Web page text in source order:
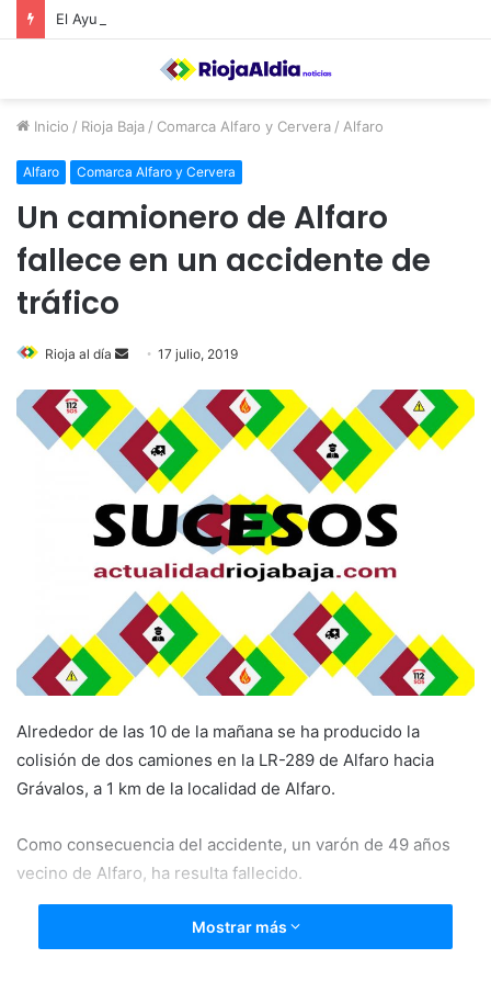
Inicio / Rioja Baja / Comarca Alfaro y Cervera / Alfaro
Alfaro Comarca Alfaro y Cervera
Un camionero de Alfaro
fallece en un accidente de
tráfico
Rioja al día
n
d
a
n
e
m
a
l
17 julio, 2019
Alrededor de las 10 de la mañana se ha producido la
colisión de dos camiones en la LR-289 de Alfaro hacia
Grávalos, a 1 km de la localidad de Alfaro.
Como consecuencia del accidente, un varón de 49 años
vecino de Alfaro, ha resulta fallecido.
Mostrar más